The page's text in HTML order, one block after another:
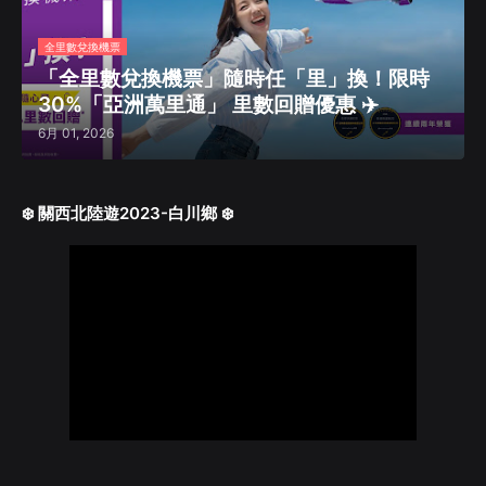
全里數兌換機票
「全里數兌換機票」隨時任「里」換！限時
30%「亞洲萬里通」 里數回贈優惠 ✈️
6月 01, 2026
❄️ 關西北陸遊2023-白川鄉 ❄️